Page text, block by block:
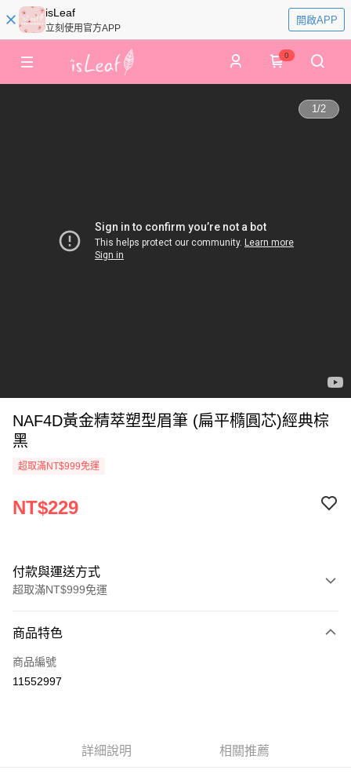
isLeaf
立刻使用官方APP
開啟APP
0
1/2
NAF4D黃金精萃塑型眉筆 (扁平橢圓芯)經典棕
黑
超取滿NT$999免運
NT$229
付款與運送方式
超取滿NT$999免運
信用卡一次付款
超商取貨付款
商品特色
商品編號
11552997
詳細說明 相關推薦